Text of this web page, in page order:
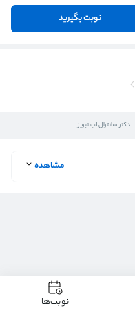
دکتر سانترال لب تبریز
نوبت بگیرید
مشاهده
نوبت‌ها